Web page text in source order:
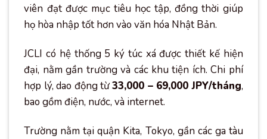
viên đạt được mục tiêu học tập, đồng thời giúp
họ hòa nhập tốt hơn vào văn hóa Nhật Bản.
JCLI có hệ thống 5 ký túc xá được thiết kế hiện
đại, nằm gần trường và các khu tiện ích. Chi phí
hợp lý, dao động từ33,000 – 69,000 JPY/tháng,
bao gồm điện, nước, và internet.
Trường nằm tại quận Kita, Tokyo, gần các ga tàu